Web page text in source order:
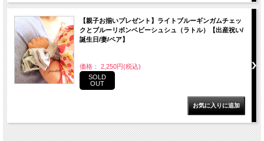
【親子お揃いプレゼント】ライトブルーギンガムチェッ
クとブルーリボンベビーシュシュ（ラトル）【出産祝い/
誕生日/妻/ペア】
価格： 2,250円(税込)
SOLD
OUT